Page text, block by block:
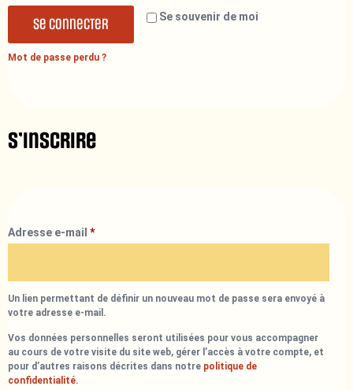
Se souvenir de moi
Se connecter
Mot de passe perdu ?
S’inscrire
Adresse e-mail *
Un lien permettant de définir un nouveau mot de passe sera envoyé à
votre adresse e-mail.
Vos données personnelles seront utilisées pour vous accompagner
au cours de votre visite du site web, gérer l’accès à votre compte, et
pour d’autres raisons décrites dans notre politique de
confidentialité.